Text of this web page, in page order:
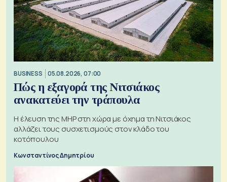
BUSINESS 05.08.2026, 07:00
Πώς η εξαγορά της Νιτσιάκος
ανακατεύει την τράπουλα
H έλευση της MHP στη χώρα με όχημα τη Νιτσιάκος
αλλάζει τους συσχετισμούς στον κλάδο του
κοτόπουλου
Κωνσταντίνος Δημητρίου